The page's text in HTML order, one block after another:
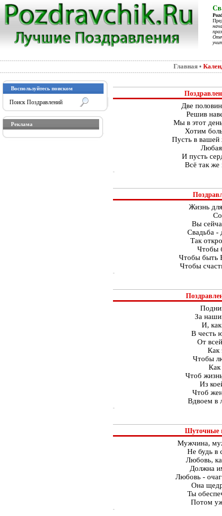
Главная •
Воспользуйтесь поиском
Реклама
Две
Решив
Мы в этот
Хотим
Пусть в вашей
Любая
И пусть
Всё так же
Жизнь
Вы
Свадьба -
Так
Чтобы
Чтобы быть
Чтобы
За
И,
В честь
От
Как
Чтобы
Как
Чтоб
Из
Чтоб
Вдвоем в
Шуточные
Мужчина,
Не будь в
Любовь,
Должна
Любовь -
Она
Ты
Потом уж